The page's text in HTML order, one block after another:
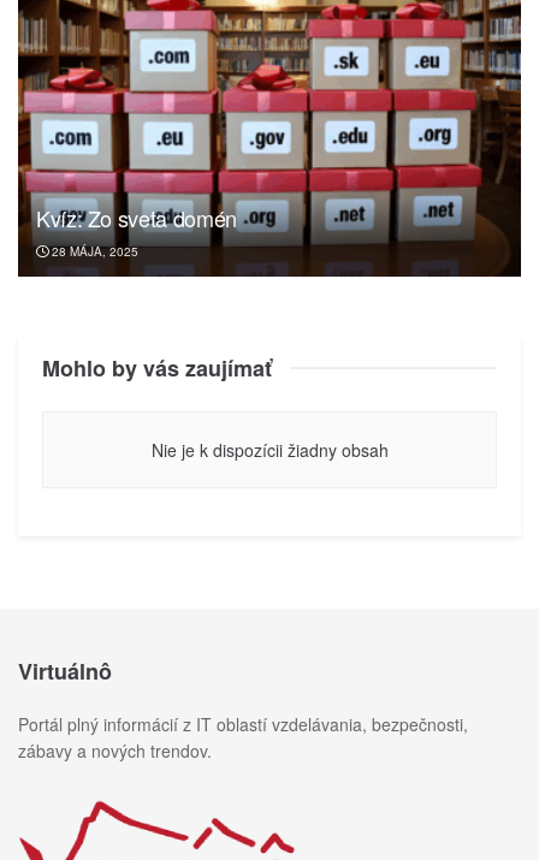
Kvíz: Zo sveta domén
28 MÁJA, 2025
Mohlo by vás zaujímať
Nie je k dispozícii žiadny obsah
Virtuálnô
Portál plný informácií z IT oblastí vzdelávania, bezpečnosti,
zábavy a nových trendov.